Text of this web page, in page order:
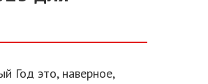
Год это, наверное,